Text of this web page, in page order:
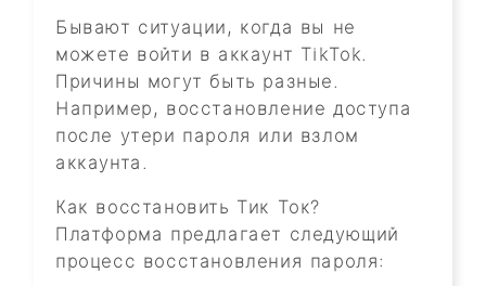
Бывают ситуации, когда вы не
можете войти в аккаунт TikTok.
Причины могут быть разные.
Например, восстановление доступа
после утери пароля или взлом
аккаунта.
Как восстановить Тик Ток?
Платформа предлагает следующий
процесс восстановления пароля: